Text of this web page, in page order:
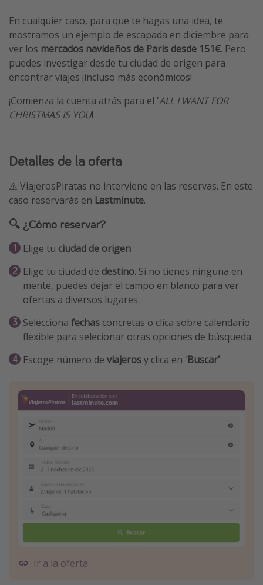
En cualquier caso, para que te hagas una idea, te
mostramos un ejemplo de escapada en diciembre para
ver los mercados navideños de París desde 151€. Pero
puedes investigar desde tu ciudad de origen para
encontrar viajes ¡incluso más económicos!
¡Comienza la cuenta atrás para el 'ALL I WANT FOR
CHRISTMAS IS YOU!
Detalles de la oferta
⚠️ ViajerosPiratas no interviene en las reservas. En este
caso reservarás en Lastminute.
🔍 ¿Cómo reservar?
Elige tu ciudad de origen.
Elige tu ciudad de destino. Si no tienes ninguna en
mente, puedes dejar el campo en blanco para ver
ofertas a diversos lugares.
Selecciona fechas concretas o clica sobre calendario
flexible para selecionar otras opciones de búsqueda.
Escoge número de viajerosy clica en 'Buscar'.
Ir a la oferta